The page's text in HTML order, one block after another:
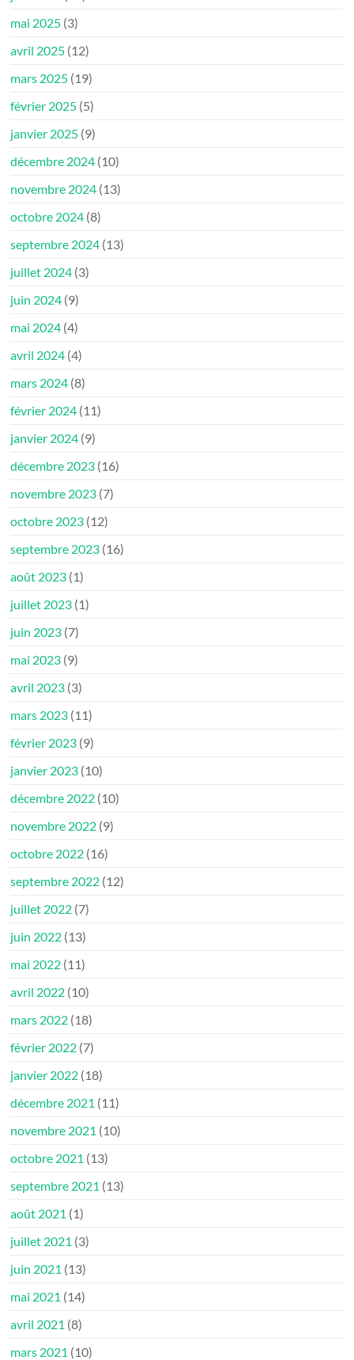
mai 2025 (3)
avril 2025 (12)
mars 2025 (19)
février 2025 (5)
janvier 2025 (9)
décembre 2024 (10)
novembre 2024 (13)
octobre 2024 (8)
septembre 2024 (13)
juillet 2024 (3)
juin 2024 (9)
mai 2024 (4)
avril 2024 (4)
mars 2024 (8)
février 2024 (11)
janvier 2024 (9)
décembre 2023 (16)
novembre 2023 (7)
octobre 2023 (12)
septembre 2023 (16)
août 2023 (1)
juillet 2023 (1)
juin 2023 (7)
mai 2023 (9)
avril 2023 (3)
mars 2023 (11)
février 2023 (9)
janvier 2023 (10)
décembre 2022 (10)
novembre 2022 (9)
octobre 2022 (16)
septembre 2022 (12)
juillet 2022 (7)
juin 2022 (13)
mai 2022 (11)
avril 2022 (10)
mars 2022 (18)
février 2022 (7)
janvier 2022 (18)
décembre 2021 (11)
novembre 2021 (10)
octobre 2021 (13)
septembre 2021 (13)
août 2021 (1)
juillet 2021 (3)
juin 2021 (13)
mai 2021 (14)
avril 2021 (8)
mars 2021 (10)